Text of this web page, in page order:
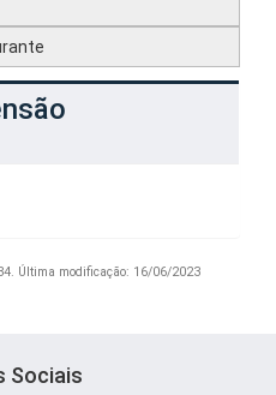
Última modificação: 16/06/2023
Sociais